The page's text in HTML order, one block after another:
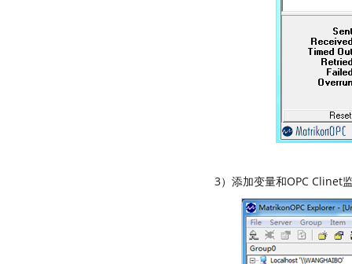
3）添加变量和OPC Clinet